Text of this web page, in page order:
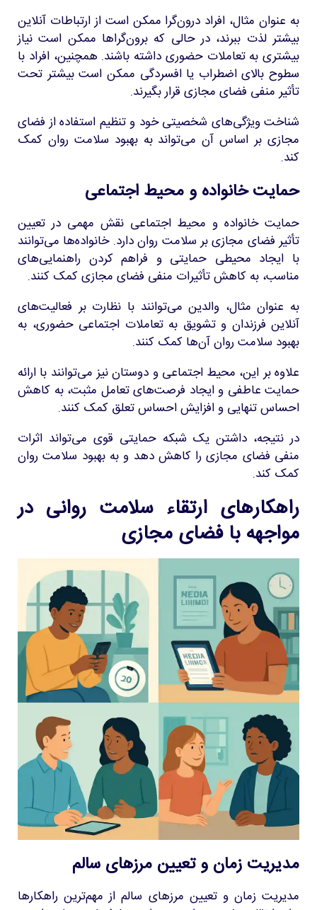
به عنوان مثال، افراد درون‌گرا ممکن است از ارتباطات آنلاین
بیشتر لذت ببرند، در حالی که برون‌گراها ممکن است نیاز
بیشتری به تعاملات حضوری داشته باشند. همچنین، افراد با
سطوح بالای اضطراب یا افسردگی ممکن است بیشتر تحت
تأثیر منفی فضای مجازی قرار بگیرند.
شناخت ویژگی‌های شخصیتی خود و تنظیم استفاده از فضای
مجازی بر اساس آن می‌تواند به بهبود سلامت روان کمک
کند.
حمایت خانواده و محیط اجتماعی
حمایت خانواده و محیط اجتماعی نقش مهمی در تعیین
تأثیر فضای مجازی بر سلامت روان دارد. خانواده‌ها می‌توانند
با ایجاد محیطی حمایتی و فراهم کردن راهنمایی‌های
مناسب، به کاهش تأثیرات منفی فضای مجازی کمک کنند.
به عنوان مثال، والدین می‌توانند با نظارت بر فعالیت‌های
آنلاین فرزندان و تشویق به تعاملات اجتماعی حضوری، به
بهبود سلامت روان آن‌ها کمک کنند.
علاوه بر این، محیط اجتماعی و دوستان نیز می‌توانند با ارائه
حمایت عاطفی و ایجاد فرصت‌های تعامل مثبت، به کاهش
احساس تنهایی و افزایش احساس تعلق کمک کنند.
در نتیجه، داشتن یک شبکه حمایتی قوی می‌تواند اثرات
منفی فضای مجازی را کاهش دهد و به بهبود سلامت روان
کمک کند.
راهکارهای ارتقاء سلامت روانی در
مواجهه با فضای مجازی
مدیریت زمان و تعیین مرزهای سالم
مدیریت زمان و تعیین مرزهای سالم از مهم‌ترین راهکارها